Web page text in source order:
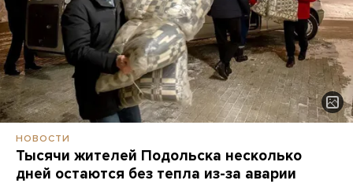
НОВОСТИ
Тысячи жителей Подольска несколько
дней остаются без тепла из-за аварии